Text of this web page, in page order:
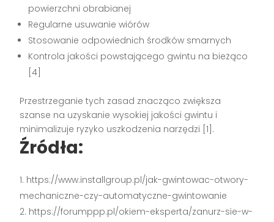
powierzchni obrabianej
Regularne usuwanie wiórów
Stosowanie odpowiednich środków smarnych
Kontrola jakości powstającego gwintu na bieżąco
[4]
Przestrzeganie tych zasad znacząco zwiększa
szanse na uzyskanie wysokiej jakości gwintu i
minimalizuje ryzyko uszkodzenia narzędzi [1].
Źródła:
https://www.installgroup.pl/jak-gwintowac-otwory-
mechaniczne-czy-automatyczne-gwintowanie
https://forumppp.pl/okiem-eksperta/zanurz-sie-w-